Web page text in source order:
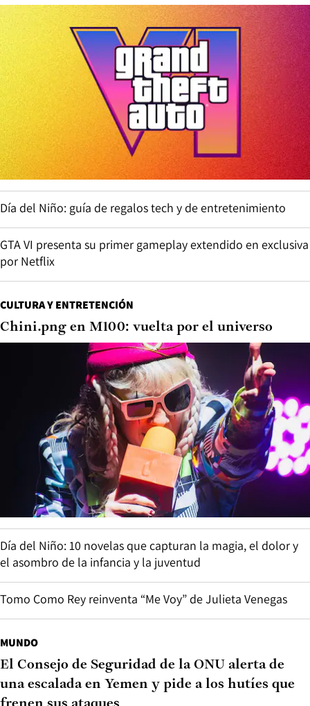
Día del Niño: guía de regalos tech y de entretenimiento
GTA VI presenta su primer gameplay extendido en exclusiva
por Netflix
CULTURA Y ENTRETENCIÓN
Chini.png en M100: vuelta por el universo
Día del Niño: 10 novelas que capturan la magia, el dolor y
el asombro de la infancia y la juventud
Tomo Como Rey reinventa “Me Voy” de Julieta Venegas
MUNDO
El Consejo de Seguridad de la ONU alerta de
una escalada en Yemen y pide a los hutíes que